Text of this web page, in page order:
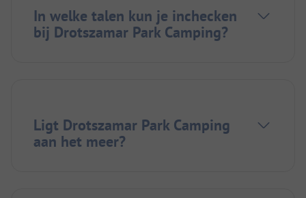
In welke talen kun je inchecken
bij Drotszamar Park Camping?
Ligt Drotszamar Park Camping
aan het meer?